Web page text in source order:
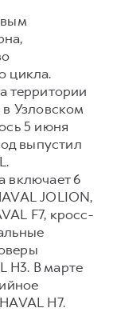
цикла.
территории
Узловском
5 июня
выпустил
включает 6
JOLION,
F7, кросс-
H3. В марте
H7.